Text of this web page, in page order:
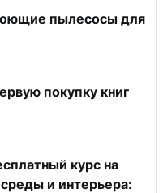
пылесосы для
покупку книг
курс на
и интерьера: